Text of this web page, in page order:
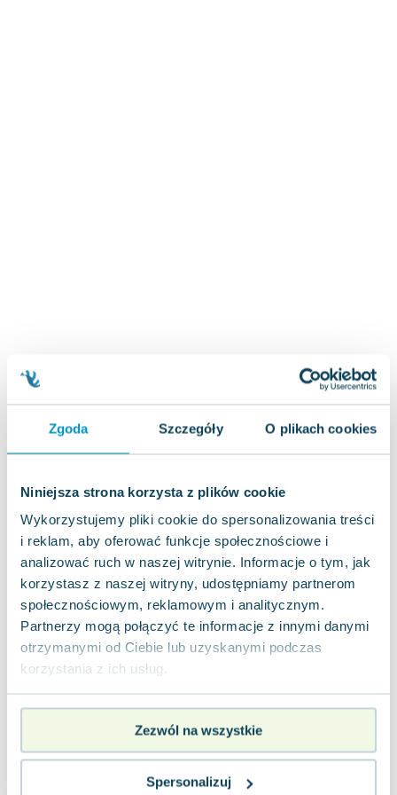
Zgoda Szczegóły O plikach cookies
Niniejsza strona korzysta z plików cookie
Wykorzystujemy pliki cookie do spersonalizowania treści
i reklam, aby oferować funkcje społecznościowe i
analizować ruch w naszej witrynie. Informacje o tym, jak
korzystasz z naszej witryny, udostępniamy partnerom
społecznościowym, reklamowym i analitycznym.
Partnerzy mogą połączyć te informacje z innymi danymi
otrzymanymi od Ciebie lub uzyskanymi podczas
korzystania z ich usług.
Zezwól na wszystkie
Spersonalizuj
Jarosław Iwaszkiewicz
Joseph Murphy
Jan Sztaudynger
Aleksander Puszkin
Małgorzata Ohme
Maddie Ziegler
Leszek Czarnecki
Joanna Racewicz
Maria Seweryn
Eric Helms
Anna Prus (oprac.)
Agnieszka Maciąg
Barbara Wrzesińska
Terry Pratchett